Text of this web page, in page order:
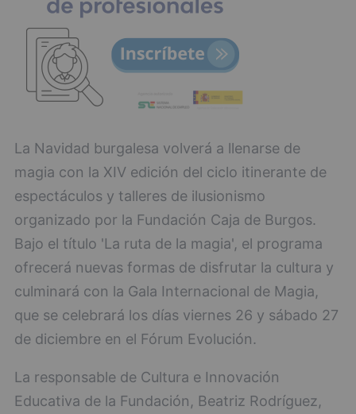
La Navidad burgalesa volverá a llenarse de
magia con la XIV edición del ciclo itinerante de
espectáculos y talleres de ilusionismo
organizado por la Fundación Caja de Burgos.
Bajo el título 'La ruta de la magia', el programa
ofrecerá nuevas formas de disfrutar la cultura y
culminará con la Gala Internacional de Magia,
que se celebrará los días viernes 26 y sábado 27
de diciembre en el Fórum Evolución.
La responsable de Cultura e Innovación
Educativa de la Fundación, Beatriz Rodríguez,